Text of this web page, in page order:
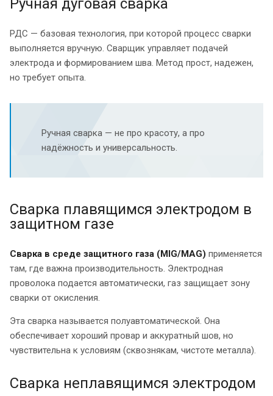
Ручная дуговая сварка
РДС — базовая технология, при которой процесс сварки
выполняется вручную. Сварщик управляет подачей
электрода и формированием шва. Метод прост, надежен,
но требует опыта.
Ручная сварка — не про красоту, а про
надёжность и универсальность.
Сварка плавящимся электродом в
защитном газе
Сварка в среде защитного газа (MIG/MAG) применяется
там, где важна производительность. Электродная
проволока подается автоматически, газ защищает зону
сварки от окисления.
Эта сварка называется полуавтоматической. Она
обеспечивает хороший провар и аккуратный шов, но
чувствительна к условиям (сквознякам, чистоте металла).
Сварка неплавящимся электродом